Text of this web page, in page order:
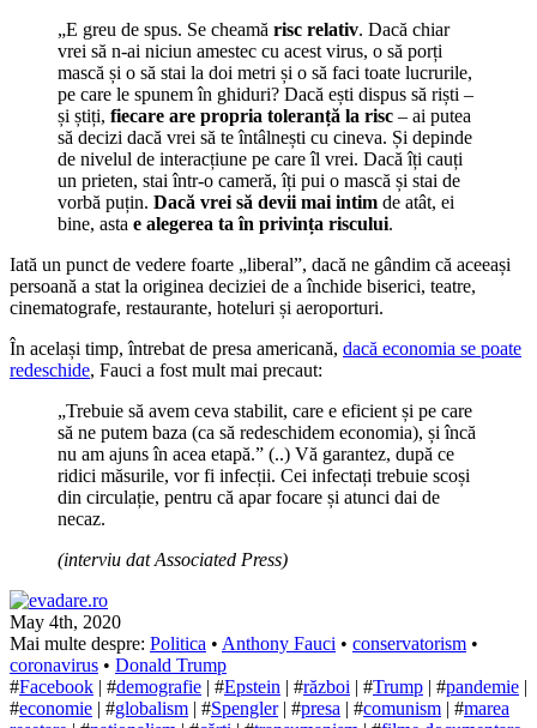
„E greu de spus. Se cheamă risc relativ. Dacă chiar
vrei să n-ai niciun amestec cu acest virus, o să porți
mască și o să stai la doi metri și o să faci toate lucrurile,
pe care le spunem în ghiduri? Dacă ești dispus să riști –
și știți, fiecare are propria toleranță la risc – ai putea
să decizi dacă vrei să te întâlnești cu cineva. Și depinde
de nivelul de interacțiune pe care îl vrei. Dacă îți cauți
un prieten, stai într-o cameră, îți pui o mască și stai de
vorbă puțin. Dacă vrei să devii mai intim de atât, ei
bine, asta e alegerea ta în privința riscului.
Iată un punct de vedere foarte „liberal”, dacă ne gândim că aceeași
persoană a stat la originea deciziei de a închide biserici, teatre,
cinematografe, restaurante, hoteluri și aeroporturi.
În același timp, întrebat de presa americană, dacă economia se poate
redeschide, Fauci a fost mult mai precaut:
„Trebuie să avem ceva stabilit, care e eficient și pe care
să ne putem baza (ca să redeschidem economia), și încă
nu am ajuns în acea etapă.” (..) Vă garantez, după ce
ridici măsurile, vor fi infecții. Cei infectați trebuie scoși
din circulație, pentru că apar focare și atunci dai de
necaz.
(interviu dat Associated Press)
May 4th, 2020
Mai multe despre: Politica • Anthony Fauci • conservatorism •
coronavirus • Donald Trump
#Facebook | #demografie | #Epstein | #război | #Trump | #pandemie |
#economie | #globalism | #Spengler| #presa | #comunism | #marea